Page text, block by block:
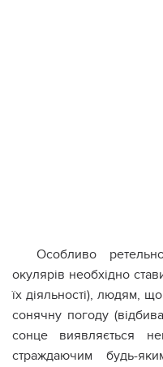
Особливо
окулярів необхідно
їх діяльності), людям,
сонячну погоду
сонце виявляється
страждаючим будь-